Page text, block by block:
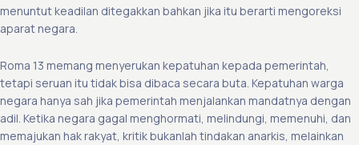
menuntut keadilan ditegakkan bahkan jika itu berarti mengoreksi
aparat negara.
Roma 13 memang menyerukan kepatuhan kepada pemerintah,
tetapi seruan itu tidak bisa dibaca secara buta. Kepatuhan warga
negara hanya sah jika pemerintah menjalankan mandatnya dengan
adil. Ketika negara gagal menghormati, melindungi, memenuhi, dan
memajukan hak rakyat, kritik bukanlah tindakan anarkis, melainkan